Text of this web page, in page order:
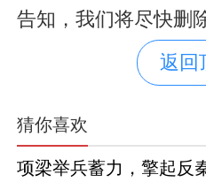
告知，我们将尽快删
返回
猜你喜欢
项梁举兵蓄力，擎起反